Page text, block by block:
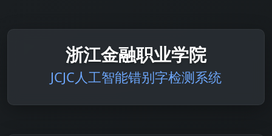
浙江金融职业学院
JCJC人工智能错别字检测系统